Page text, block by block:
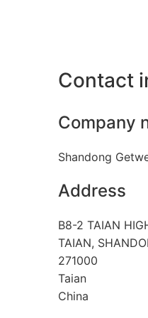
Contact
Company
Shandong
Address
B8-2 TAIAN
TAIAN,
271000
Taian
China